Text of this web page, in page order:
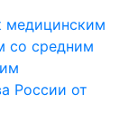
медицинским
со средним
России от